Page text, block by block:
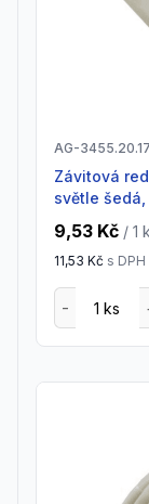
AG-3455.20.17
Závitová redukce M20 x 1,5 / M16 x 1,5, plastová,
světle
9,53 Kč / 1
11,53 Kč s DPH